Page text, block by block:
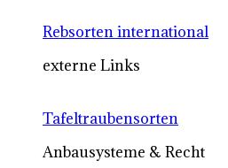
Rebsorten international
externe Links
Tafeltraubensorten
Anbausysteme & Recht